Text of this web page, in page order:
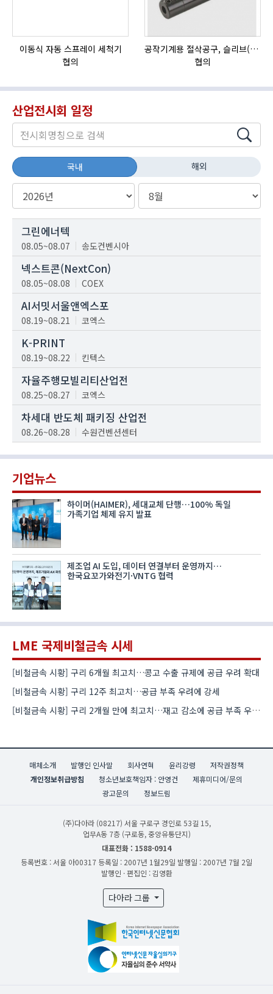
이동식 자동 스프레이 세척기
협의
공작기계용 절삭공구, 슬리브(SLEEVE)
협의
산업전시회 일정
국내 해외
그린에너텍
08.05~08.07 송도컨벤시아
넥스트콘(NextCon)
08.05~08.08 COEX
AI서밋서울앤엑스포
08.19~08.21 코엑스
K-PRINT
08.19~08.22 킨텍스
자율주행모빌리티산업전
08.25~08.27 코엑스
차세대 반도체 패키징 산업전
08.26~08.28 수원컨벤션센터
기업뉴스
하이머(HAIMER), 세대교체 단행…100% 독일
가족기업 체제 유지 발표
제조업 AI 도입, 데이터 연결부터 운영까지…
한국요꼬가와전기·VNTG 협력
LME 국제비철금속 시세
[비철금속 시황] 구리 6개월 최고치…콩고 수출 규제에 공급 우려 확대
[비철금속 시황] 구리 12주 최고치…공급 부족 우려에 강세
[비철금속 시황] 구리 2개월 만에 최고치…재고 감소에 공급 부족 우려 확대
매체소개 발행인 인사말 회사연혁 윤리강령
저작권정책
개인정보취급방침
청소년보호책임자 : 안영건
제휴미디어/문의
광고문의
정보드림
(주)다아라 (08217) 서울 구로구 경인로 53길 15,
업무A동 7층 (구로동, 중앙유통단지)
대표전화 : 1588-0914
등록번호 : 서울 아00317 등록일 : 2007년 1월29일 발행일 : 2007년 7월 2일
발행인 · 편집인 : 김영환
다아라 그룹